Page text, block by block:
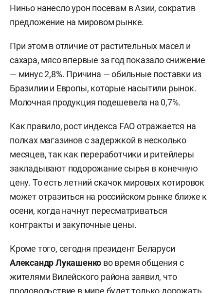
Ниньо нанесло урон посевам в Азии, сократив
предложение на мировом рынке.
При этом в отличие от растительных масел и
сахара, мясо впервые за год показало снижение
— минус 2,8%. Причина — обильные поставки из
Бразилии и Европы, которые насытили рынок.
Молочная продукция подешевела на 0,7%.
Как правило, рост индекса FAO отражается на
полках магазинов с задержкой в несколько
месяцев, так как переработчики и ритейлеры
закладывают подорожание сырья в конечную
цену. То есть летний скачок мировых котировок
может отразиться на российском рынке ближе к
осени, когда начнут пересматриваться
контракты и закупочные цены.
Кроме того, сегодня президент Беларуси
Александр Лукашенко во время общения с
жителями Вилейского района заявил, что
продовольствие в мире будет только дорожать.